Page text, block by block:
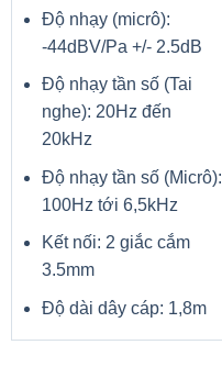
Độ nhạy (micrô):
-44dBV/Pa +/- 2.5dB
Độ nhạy tần số (Tai
nghe): 20Hz đến
20kHz
Độ nhạy tần số (Micrô):
100Hz tới 6,5kHz
Kết nối: 2 giắc cắm
3.5mm
Độ dài dây cáp: 1,8m